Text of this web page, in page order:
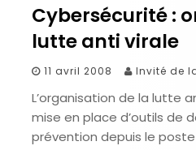
Cybersécurité :
lutte anti virale
11 avril 2008 Invité de
L’organisation de la lutte
mise en place d’outils de
prévention depuis le poste